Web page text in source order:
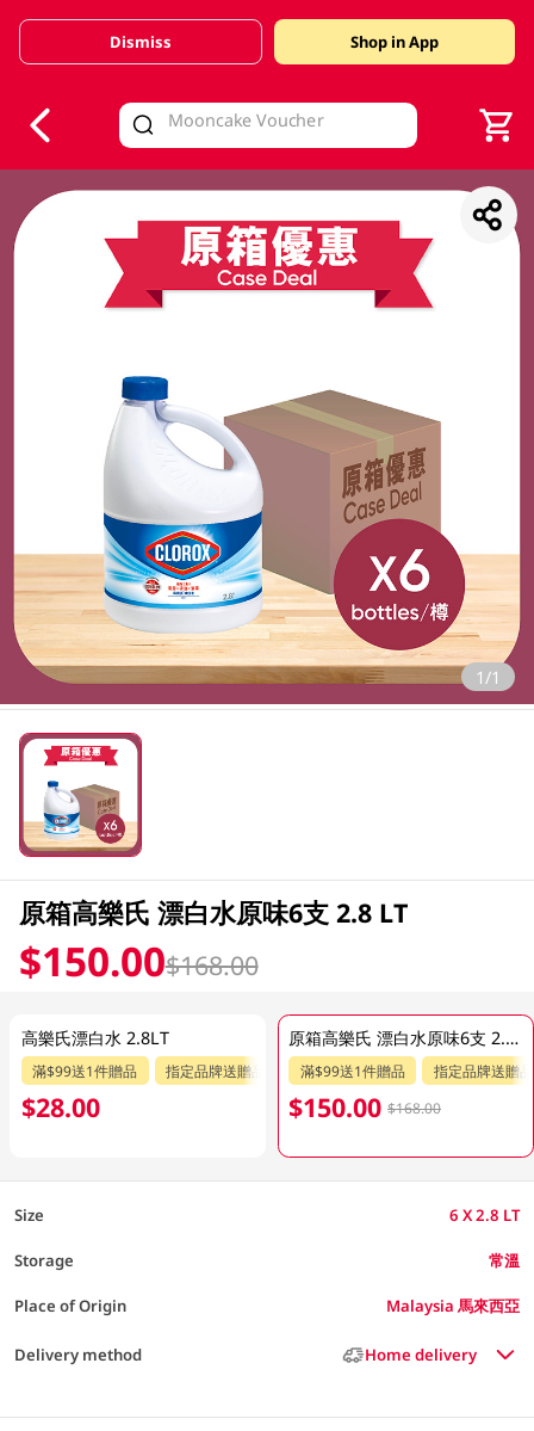
Valid Until 30 June 2026
Dismiss Shop in App
1/1
原箱高樂氏 漂白水原味6支 2.8 LT
$150.00$168.00
高樂氏漂白水 2.8LT
滿$99送1件贈品 指定品牌送贈品 指定分類送贈品
$28.00
原箱高樂氏 漂白水原味6支 2.8 LT
滿$99送1件贈品 指定品牌送贈品
$150.00 $168.00
Size 6 X 2.8 LT
Storage 常溫
Place of Origin Malaysia 馬來西亞
Delivery method Home delivery